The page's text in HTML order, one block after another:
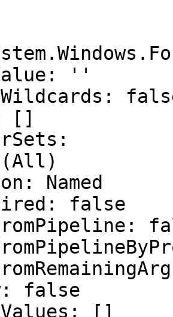
''
[]
(All)
false
[]